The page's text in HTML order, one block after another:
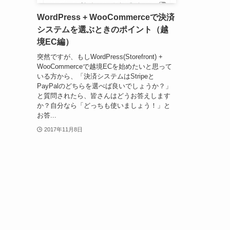
WordPress + WooCommerceで決済
システムを選ぶときのポイント（越
境EC編）
突然ですが、もしWordPress(Storefront) +
WooCommerceで越境ECを始めたいと思って
いる方から、「決済システムはStripeと
PayPalのどちらを選べば良いでしょうか？」
と質問されたら、皆さんはどうお答えします
か？自分なら「どっちも使いましょう！」と
お答...
2017年11月8日